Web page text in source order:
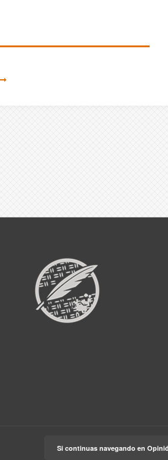
Si continuas navegando en